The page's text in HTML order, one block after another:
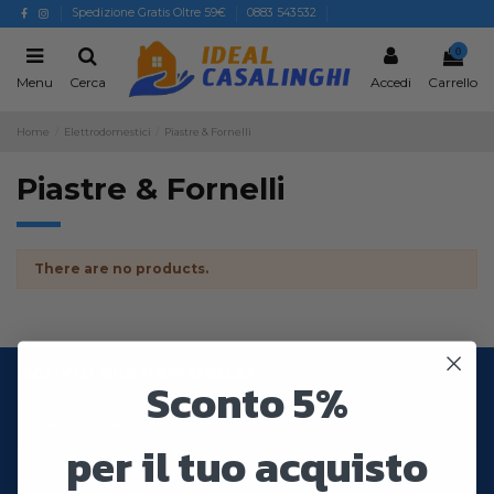
Spedizione Gratis Oltre 59€ 0883 543532
Menu Cerca Accedi
0
Carrello
Home Elettrodomestici Piastre & Fornelli
Piastre & Fornelli
There are no products.
Puoi annullare l'iscrizione in ogni momenti. A questo scopo, cerca le info di contatto
nelle note legali.
Sconto 5%
per il tuo acquisto